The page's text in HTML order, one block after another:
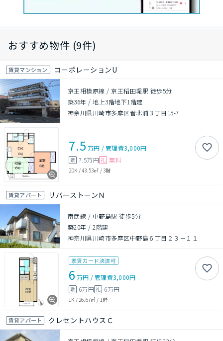
おすすめ物件 (9件)
賃貸マンション コーポレーションU
京王相模原線 / 京王稲田堤駅 徒歩5分
築36年 /地上3階地下1階建
神奈川県川崎市多摩区菅北浦３丁目15-7
7.5 万円 /管理費3,000円
敷 7.5万円 礼 無料
2DK /43.53㎡ /3階
賃貸アパート リバーストーンＮ
南武線 / 中野島駅 徒歩5分
築20年 /2階建
神奈川県川崎市多摩区中野島６丁目２３－１１
家賃カード決済可
6 万円 /管理費3,000円
敷 6万円礼 6万円
1K /26.67㎡ / 1階
賃貸アパート クレセントハウスＣ